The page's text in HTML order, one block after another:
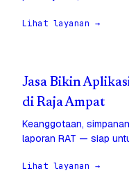
Lihat layanan →
Jasa Bikin
di Raja Ampat
Keanggotaan,
laporan RAT — siap
Lihat layanan →